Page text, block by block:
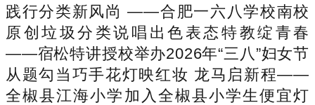
践行分类新风尚 ——合肥一六八学校南校
原创垃圾分类说唱出色表态特教绽青春
——宿松特讲授校举办2026年“三八”妇女节
从题勾当巧手花灯映红妆 龙马启新程——
全椒县江海小学加入全椒县小学生便宜灯